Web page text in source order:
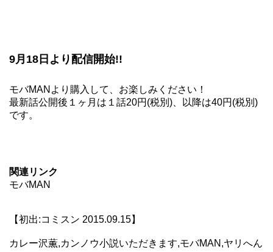
9月18日より配信開始!!
モバMAN より購入して、お楽しみください！
最新話公開後１ヶ月は１話20円(税別)、以降は40円(税別)
です。
関連リンク
モバMAN
【初出:コミスン 2015.09.15】
カレー沢薫,カンノウ小説いただきます,モバMAN,ヤリへん